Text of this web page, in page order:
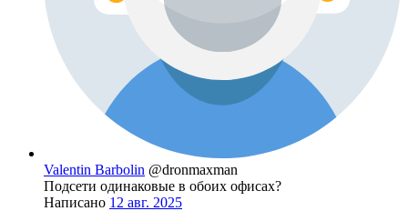
Valentin Barbolin @dronmaxman
Подсети одинаковые в обоих офисах?
Написано 12 авг. 2025